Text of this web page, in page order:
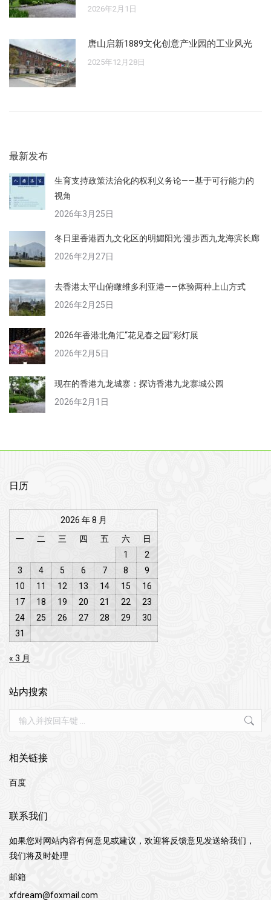
2026年2月1日
唐山启新1889文化创意产业园的工业风光
2025年12月28日
最新发布
生育支持政策法治化的权利义务论——基于可行能力的
视角
2026年3月25日
冬日里香港西九文化区的明媚阳光·漫步西九龙海滨长廊
2026年2月27日
去香港太平山俯瞰维多利亚港——体验两种上山方式
2026年2月25日
2026年香港北角汇“花见春之园”彩灯展
2026年2月5日
现在的香港九龙城寨：探访香港九龙寨城公园
2026年2月1日
日历
2026 年 8 月
一
二 三 四 五 六
日
1
2
3
4 5 6 7 8
9
10
11 12 13 14 15
16
17
18 19 20 21 22
23
24
25 26 27 28 29
30
31
« 3 月
站内搜索
Search:
相关链接
百度
联系我们
如果您对网站内容有何意见或建议，欢迎将反馈意见发送给我们，
我们将及时处理
邮箱
xfdream@foxmail.com